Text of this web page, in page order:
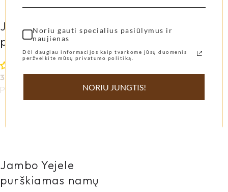
Jambo Sahara
purškiamas namų
kvapas
35,00€ – 58,00€
Pasirinkti savybes
Jambo Serengeti
kvapas
35,00€ – 58,00€
Pasirinkti savybes
Jambo Yejele
purškiamas namų
Noriu gauti specialius pasiūlymus ir
naujienas
Dėl daugiau informacijos kaip tvarkome jūsų duomenis
peržvelkite mūsų privatumo politiką.
NORIU JUNGTIS!